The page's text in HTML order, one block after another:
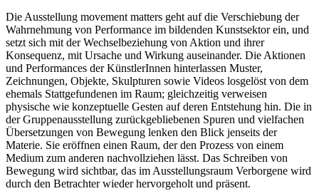
Die Ausstellung movement matters geht auf die Verschiebung der
Wahrnehmung von Performance im bildenden Kunstsektor ein, und
setzt sich mit der Wechselbeziehung von Aktion und ihrer
Konsequenz, mit Ursache und Wirkung auseinander. Die Aktionen
und Performances der KünstlerInnen hinterlassen Muster,
Zeichnungen, Objekte, Skulpturen sowie Videos losgelöst von dem
ehemals Stattgefundenen im Raum; gleichzeitig verweisen
physische wie konzeptuelle Gesten auf deren Entstehung hin. Die in
der Gruppenausstellung zurückgebliebenen Spuren und vielfachen
Übersetzungen von Bewegung lenken den Blick jenseits der
Materie. Sie eröffnen einen Raum, der den Prozess von einem
Medium zum anderen nachvollziehen lässt. Das Schreiben von
Bewegung wird sichtbar, das im Ausstellungsraum Verborgene wird
durch den Betrachter wieder hervorgeholt und präsent.